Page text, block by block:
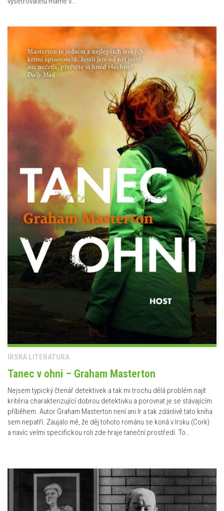
IRSKÁ LITERATURA
Tanec v ohni – Graham Masterton
Nejsem typický čtenář detektivek a tak mi trochu dělá problém najít
kritéria charakterizující dobrou detektivku a porovnat je se stávajícím
příběhem. Autor Graham Masterton není ani Ir a tak zdánlivě tato kniha
sem nepatří. Zaujalo mě, že děj tohoto románu se koná v Irsku (Cork)
a navíc velmi specifickou roli zde hraje taneční prostředí. To…